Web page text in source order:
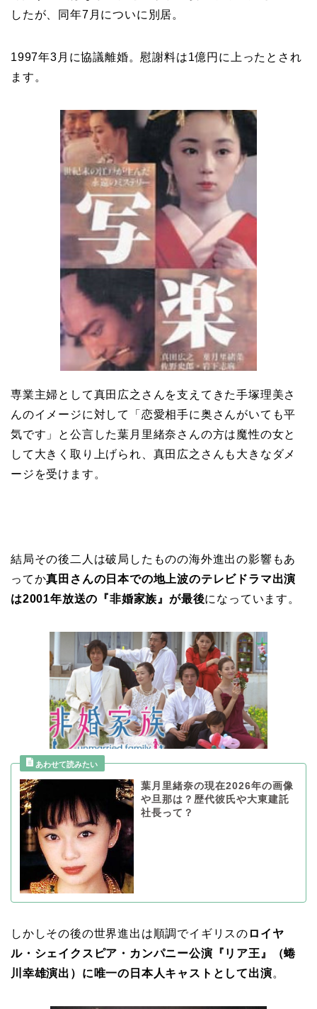
したが、同年7月についに別居。
1997年3月に協議離婚。慰謝料は1億円に上ったとされ
ます。
専業主婦として真田広之さんを支えてきた手塚理美さ
んのイメージに対して「恋愛相手に奥さんがいても平
気です」と公言した葉月里緒奈さんの方は魔性の女と
して大きく取り上げられ、真田広之さんも大きなダメ
ージを受けます。
結局その後二人は破局したものの海外進出の影響もあ
ってか真田さんの日本での地上波のテレビドラマ出演
は2001年放送の 『非婚家族』が最後になっています。
葉月里緒奈の現在2026年の画像
や旦那は？歴代彼氏や大東建託
社長って？
しかしその後の世界進出は順調でイギリスの ロイヤ
ル・シェイクスピア・カンパニー公演 『リア王』（蜷
川幸雄演出）に唯一の日本人キャストとして出演。